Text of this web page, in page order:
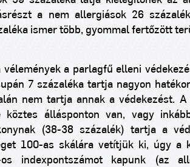
a nem allergiások 26
ismer több, gyommal fertőzött
vélemények a parlagfű elleni
7 százaléka tartja nagyon
nem tartja annak a védekezést.
köztes állásponton van, vagy
(38-38 százalék) tartja a
100-as skálára vetítjük ki, úgy a
indexpontszámot kapunk (az